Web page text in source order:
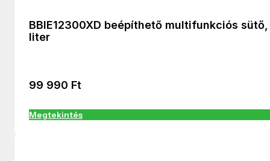
BBIE12300XD beépíthető multifunkciós
liter
99 990 Ft
Megtekintés